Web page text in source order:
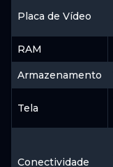
Placa de Vídeo
RAM
Armazenamento
Tela
Conectividade